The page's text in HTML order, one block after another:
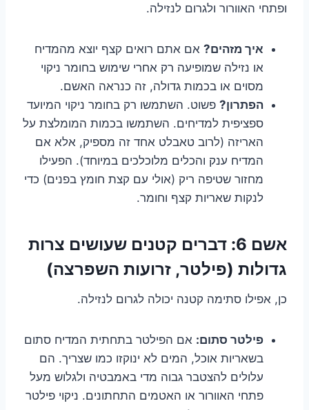
ופתחי האוורור ולגרום לנזילה.
איך מזהים? אם אתם רואים קצף יוצא מהמדיח
או נזילה שמופיעה רק אחרי שימוש בחומר ניקוי
מסוים או בכמות גדולה, זה כנראה האשם.
הפתרון? פשוט. השתמשו רק בחומר ניקוי המיועד
ספציפית למדיחים. השתמשו בכמות המומלצת על
האריזה (לרוב טאבלט אחד זה מספיק, אלא אם
המדיח ענק והכלים מלוכלכים במיוחד). הפעילו
מחזור שטיפה ריק (אולי עם קצת חומץ בפנים) כדי
לנקות שאריות קצף וחומר.
אשם 6: דברים קטנים שעושים צרות
גדולות (פילטר, זרועות השפרצה)
כן, אפילו סתימה קטנה יכולה לגרום לנזילה.
פילטר סתום: אם הפילטר בתחתית המדיח סתום
בשאריות אוכל, המים לא ינוקזו כמו שצריך. הם
עלולים להצטבר גבוה מדי באמבטיה ולגלוש מעל
פתחי האוורור או האטמים התחתונים. ניקוי פילטר